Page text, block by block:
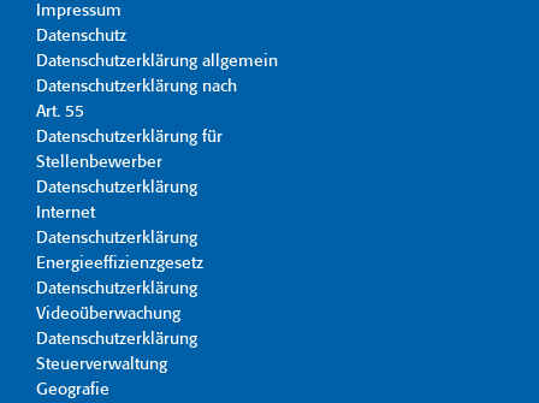
Impressum
Datenschutz
Datenschutzerklärung allgemein
Datenschutzerklärung nach
Art. 55
Datenschutzerklärung für
Stellenbewerber
Datenschutzerklärung
Internet
Datenschutzerklärung
Energieeffizienzgesetz
Datenschutzerklärung
Videoüberwachung
Datenschutzerklärung
Steuerverwaltung
Geografie